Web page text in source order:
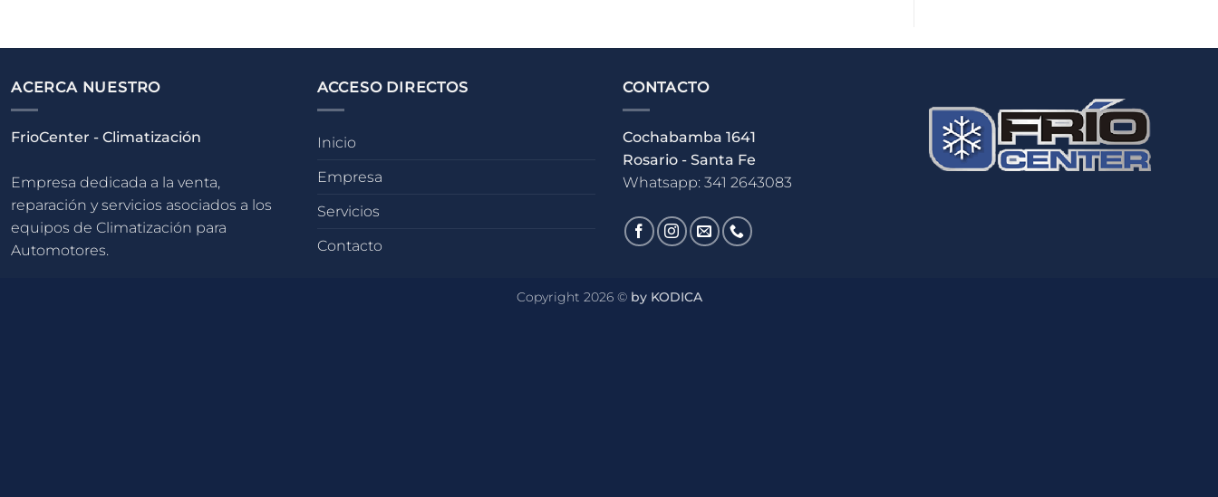
ACERCA NUESTRO
FrioCenter - Climatización
Empresa dedicada a la venta,
reparación y servicios asociados a los
equipos de Climatización para
Automotores.
ACCESO DIRECTOS
Inicio
Empresa
Servicios
Contacto
CONTACTO
Cochabamba 1641
Rosario - Santa Fe
Whatsapp: 341 2643083
Copyright 2026 © by KODICA